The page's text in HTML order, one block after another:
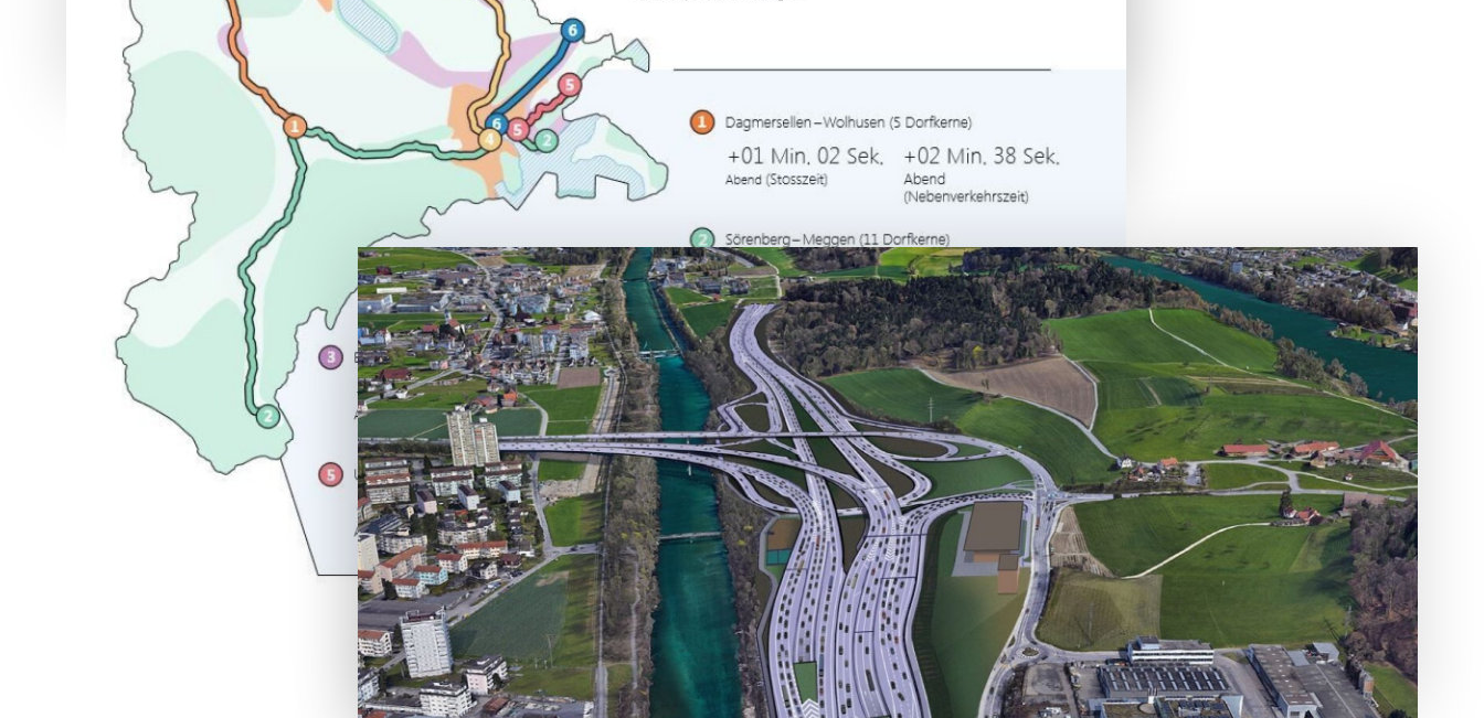
engagieren uns weiter für weniger Tempo auf den
Strassen im Kanton Luzern.
zum Thema
Bypass Luzern -
schädlich und nutzlos
Mit dem Bypass Luzern wollen Bund und Kanton eine
zweite Autobahn durch Luzern bauen. Der VCS Luzern
bekämpft das Projekt und fordert eine menschen- und
umweltfreundliche Mobilitätspolitik der Zukunft.
zum Thema